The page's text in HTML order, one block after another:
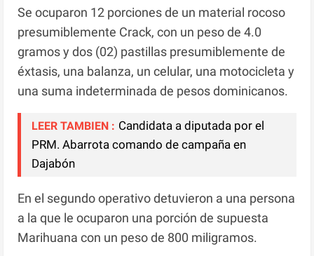
Se ocuparon 12 porciones de un material rocoso
presumiblemente Crack, con un peso de 4.0
gramos y dos (02) pastillas presumiblemente de
éxtasis, una balanza, un celular, una motocicleta y
una suma indeterminada de pesos dominicanos.
LEER TAMBIEN : Candidata a diputada por el
PRM. Abarrota comando de campaña en
Dajabón
En el segundo operativo detuvieron a una persona
a la que le ocuparon una porción de supuesta
Marihuana con un peso de 800 miligramos.